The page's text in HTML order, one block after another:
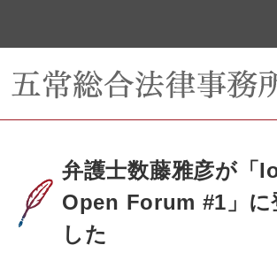
弁護士数藤雅彦が「
Open Forum #1」に
した